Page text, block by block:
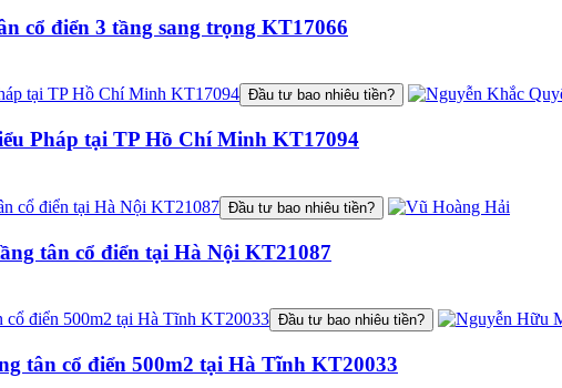
cổ điển 3 tầng sang trọng KT17066
Đầu tư bao nhiêu tiền?
Pháp tại TP Hồ Chí Minh KT17094
Đầu tư bao nhiêu tiền?
tân cổ điển tại Hà Nội KT21087
Đầu tư bao nhiêu tiền?
tân cổ điển 500m2 tại Hà Tĩnh KT20033